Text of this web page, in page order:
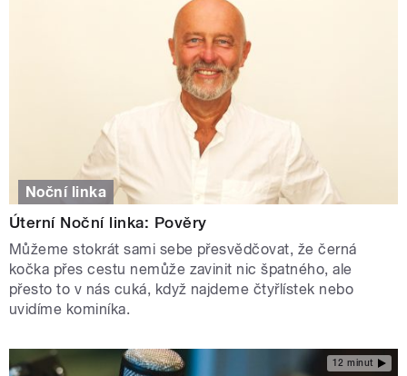
Noční linka
Úterní Noční linka: Pověry
Můžeme stokrát sami sebe přesvědčovat, že černá
kočka přes cestu nemůže zavinit nic špatného, ale
přesto to v nás cuká, když najdeme čtyřlístek nebo
uvidíme kominíka.
12 minut